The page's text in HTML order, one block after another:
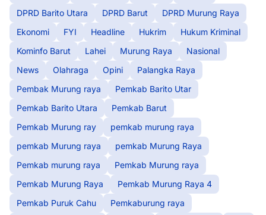
DPRD Barito Utara
DPRD Barut
DPRD Murung Raya
Ekonomi
FYI Headline Hukrim
Hukum Kriminal
Kominfo Barut
Lahei Murung Raya
Nasional
News
Olahraga Opini
Palangka Raya
Pembak Murung raya
Pemkab Barito Utar
Pemkab Barito Utara
Pemkab Barut
Pemkab Murung ray
pemkab murung raya
pemkab Murung raya
pemkab Murung Raya
Pemkab murung raya
Pemkab Murung raya
Pemkab Murung Raya
Pemkab Murung Raya 4
Pemkab Puruk Cahu
Pemkaburung raya